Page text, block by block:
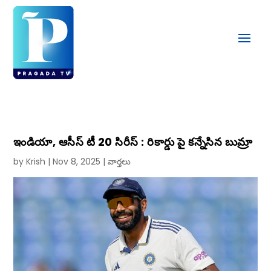
ఇండియా, ఆసీస్ టీ 20 సిరీస్ : రికార్డు పై కన్నేసిన బుమ్రా
byKrish |Nov 8, 2025 |వార్తలు